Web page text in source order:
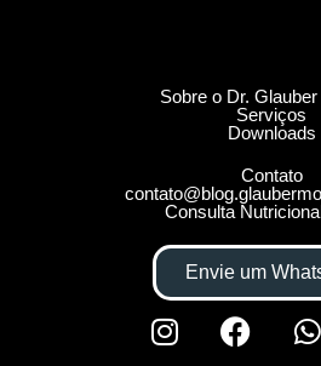
Sobre o Dr.
Serviços
Downloads
Contato
Consulta
Envie um